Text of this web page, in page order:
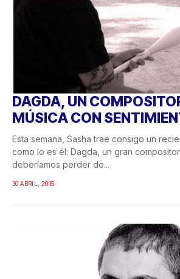
DAGDA, UN
MÚSICA CON
Esta semana, Sasha trae consigo un
como lo es él: Dagda, un gran
deberíamos perder de...
30 ABRIL, 2015